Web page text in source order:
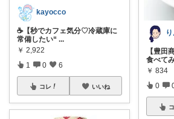
kayocco
☕️【秒でカフェ気分♡冷蔵庫に
常備したい“ ...
￥ 2,922
1 0 6
コレ いいね
【豊田
食べて
￥ 834
0